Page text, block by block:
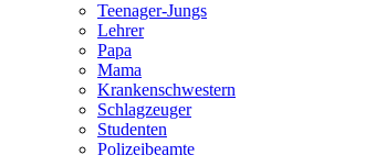
Teenager-Jungs
Lehrer
Papa
Mama
Krankenschwestern
Schlagzeuger
Studenten
Polizeibeamte